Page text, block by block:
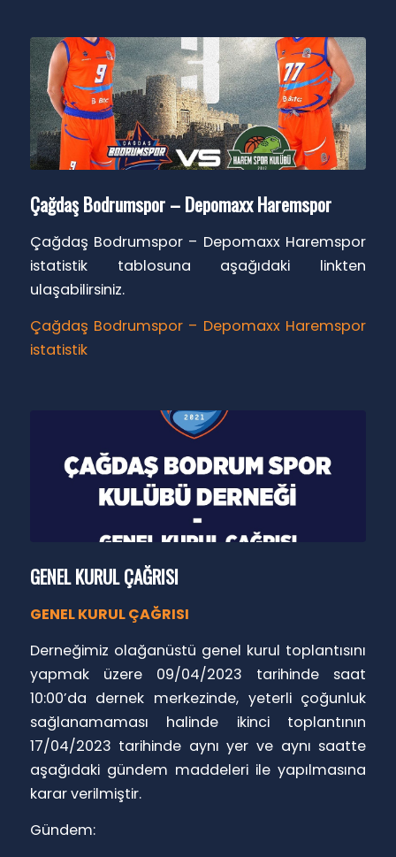
Çağdaş Bodrumspor – Depomaxx Haremspor
Çağdaş Bodrumspor – Depomaxx Haremspor
istatistik tablosuna aşağıdaki linkten
ulaşabilirsiniz.
Çağdaş Bodrumspor – Depomaxx Haremspor
istatistik
GENEL KURUL ÇAĞRISI
GENEL KURUL ÇAĞRISI
Derneğimiz olağanüstü genel kurul toplantısını
yapmak üzere 09/04/2023 tarihinde saat
10:00’da dernek merkezinde, yeterli çoğunluk
sağlanamaması halinde ikinci toplantının
17/04/2023 tarihinde aynı yer ve aynı saatte
aşağıdaki gündem maddeleri ile yapılmasına
karar verilmiştir.
Gündem: